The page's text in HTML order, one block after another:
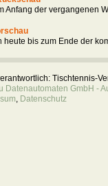
Anfang der vergangenen
heute bis zum Ende der
Tischtennis-
Datenautomaten GmbH -
, Datenschutz